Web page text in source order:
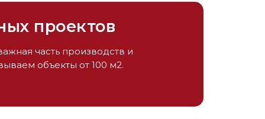
проектов
часть производств и
объекты от 100 м2.